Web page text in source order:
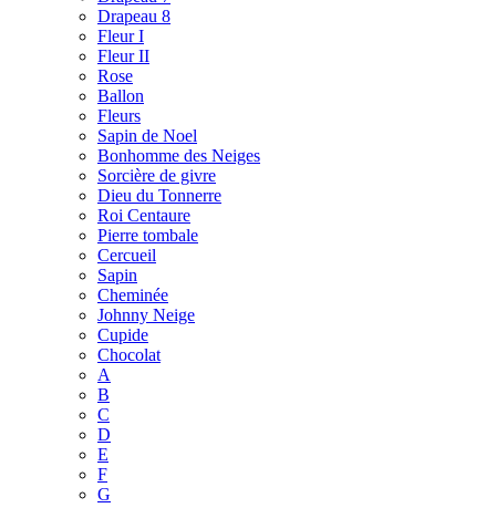
Drapeau 8
Fleur I
Fleur II
Rose
Ballon
Fleurs
Sapin de Noel
Bonhomme des Neiges
Sorcière de givre
Dieu du Tonnerre
Roi Centaure
Pierre tombale
Cercueil
Sapin
Cheminée
Johnny Neige
Cupide
Chocolat
A
B
C
D
E
F
G